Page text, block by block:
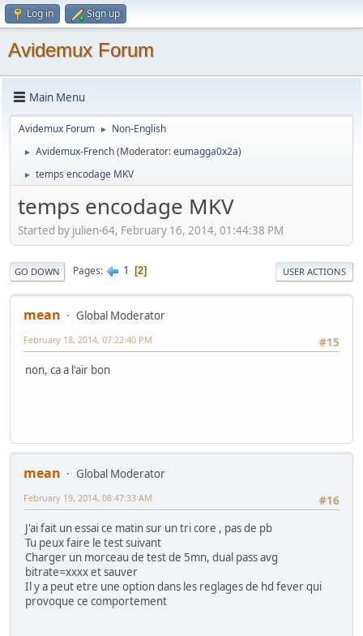
Log in Sign up
Avidemux Forum
Main Menu
Avidemux Forum ► Non-English
► Avidemux-French(Moderator:eumagga0x2a)
► temps encodage MKV
temps encodage MKV
Started by julien-64, February 16, 2014, 01:44:38 PM
GO DOWN Pages 1 2 USER ACTIONS
mean
Global Moderator
#15
February 18, 2014, 07:22:40 PM
non, ca a l'air bon
mean
Global Moderator
#16
February 19, 2014, 08:47:33 AM
J'ai fait un essai ce matin sur un tri core , pas de pb
Tu peux faire le test suivant
Charger un morceau de test de 5mn, dual pass avg
bitrate=xxxx et sauver
Il y a peut etre une option dans les reglages de hd fever qui
provoque ce comportement